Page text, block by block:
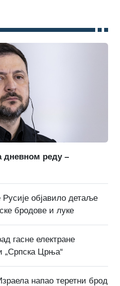
дневном реду –
објавило детаље
бродове и луке
гасне електране
„Српска Црња“
напао теретни брод